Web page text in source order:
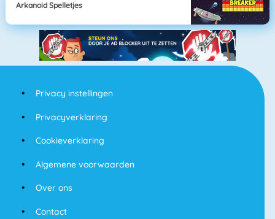
Arkanoid Spelletjes
Privacy instellingen
Privacyverklaring
Cookieverklaring
Algemene voorwaarden
Over ons
Contact